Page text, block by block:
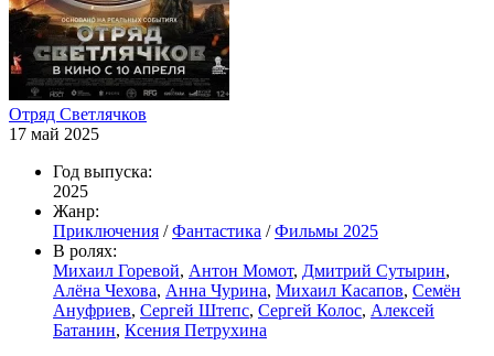
Отряд Светлячков
17 май 2025
Год выпуска:
2025
Жанр:
Приключения /Фантастика /Фильмы 2025
В ролях:
Михаил Горевой, Антон Момот, Дмитрий Сутырин,
Алёна Чехова, Анна Чурина, Михаил Касапов, Семён
Ануфриев, Сергей Штепс, Сергей Колос, Алексей
Батанин, Ксения Петрухина